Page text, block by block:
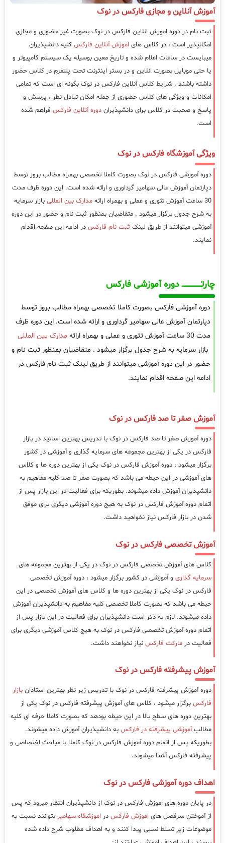
آموزش آنلاین و مجازی فارکس در نوک
ثبت نام در دوره اموزش انلاین فارکس در نوک بصورت غیر حضوری و مجازی
امکانپذیر است ، در کلاس های اموزش آنلاین فارکس کلیه دانشپذیران
میبایست در ساعات اعلام شده و تاریخ معین بوسیله یک سیستم کامپیوتر و
یا حتی موبایل بصورت انلاین و در بستر اینترنت تحت پلتفرم در کلاس حضور
داشته باشند . شرایط کلاس آنلاین فارکس در نوک بگونه ای است که تمامی
امکانات و ویژگی های کلاس حضوری از جمله امکان تبادل نظر ، پرسش و
پاسخ و صحبت در کلاس برای دانشپذیران دوره آنلاین فارکس فراهم شده
است.
ویژگی آموزشگاه فارکس در نوک
دوره آموزشی فارکس در نوک بصورت کاملا تخصصی بهمراه مطالب بروز توسط
دپارتمان آموزش عالی سهامیر گرداوری و ارائه شده است. این دوره ظرف مدت
30 ساعت آموزش تئوری و عملی و بهمراه ارائه
مدارک بین المللی بازار سرمایه
به شرح جدول برگزار میشود . متقاضیان بمنظور ثبت نام و حضور در این دوره
آموزشی میتوانند از طریق لینک ثبت نام فارکس در ادامه این صفحه اقدام
نمایند.
چارتـــــــــــــــــــ دوره آموزشی فارکس
دوره آموزشی فارکس بصورت کاملا تخصصی بهمراه مطالب بروز توسط
دپارتمان آموزش عالی سهامیر گرداوری و ارائه شده است. این دوره ظرف
مدت 30 ساعت آموزش تئوری و عملی و بهمراه ارائه
مدارک بین المللی
بازار سرمایه به شرح جدول برگزار میشود . متقاضیان بمنظور ثبت نام و
حضور در این دوره آموزشی میتوانند از طریق لینک ثبت نام فارکس در
ادامه این صفحه اقدام نمایند.
آموزش صفر تا صد فارکس در نوک
دوره آموزش صفر تا صد فارکس در نوک با تدریس بهترین اساتید در بازار
فارکس در یکی از بهترین مجموعه های سرمایه گذاری و آموزشی در کشور
برگزار میشود ، دوره آموزش فارکس در نوک یکی از بهترین دوره ها و کلاس
های آموزشی در این حیطه می باشد که بصورت صفر تا صد کلیه مفاهیم به
دانشپذیران آموزش داده میشوند. بطوریکه برای فعالیت در این بازار پس از
اتمام دوره آموزش فارکس در نوک به هیج دوره آموزشی دیگری برای موفق
شدن در بازار فارکس نیاز نخواهید داشت.
آموزش تخصصی فارکس در نوک
کلاس های آموزش تخصصی فارکس در نوک در یکی از بهترین مجموعه های
سرمایه گذاری و آموزشی در کشور برگزار میشود ، دوره آموزش تخصصی
فارکس در نوک یکی از بهترین دوره ها و کلاس های آموزش تخصصی در این
حیطه می باشد که بصورت کاملا تخصصی کلیه مفاهیم به دانشپذیران آموزش
داده میشوند. لازم به ذکر است دانشپذیران برای فعالیت در این بازار پس از
اتمام دوره آموزش تخصصی فارکس در نوک به هیج کلاس آموزشی دیگری برای
فعالیت در مارکت فارکس نیاز نخواهند داشت.
آموزش پیشرفته فارکس در نوک
دوره آموزش پیشرفته فارکس در نوک با تدریس زیر نظر بهترین استادان بازار
فارکس برگزار میشود ، کلاس های آموزش پیشرفته فارکس در نوک یکی از
بهترین دوره های سطح بالا در این حیطه بودهد که بصورت کاملا حرفه ای کلیه
مطالبآموزشی پیشرفته در فارکس به دانشپذیران آموزش داده میشوند.
بطوریکه پس از اتمام دوره آموزش فارکس در نوک کاملا با مباحث اختصاصی و
پیشرفته فارکس آشنا میشوند.
اهداف دوره آموزشی فارکس در نوک
در پایان دوره های اموزش فارکس در نوک از دانشپذیران انتظار میرود که پس
از آموختن سرفصل های اموزش فارکس در اموزشگاه سهامیر بتوانند نسبت به
موضوعات زیر تسلط نسبی پیدا کنند و به اهداف مطلوب شرح داده شده